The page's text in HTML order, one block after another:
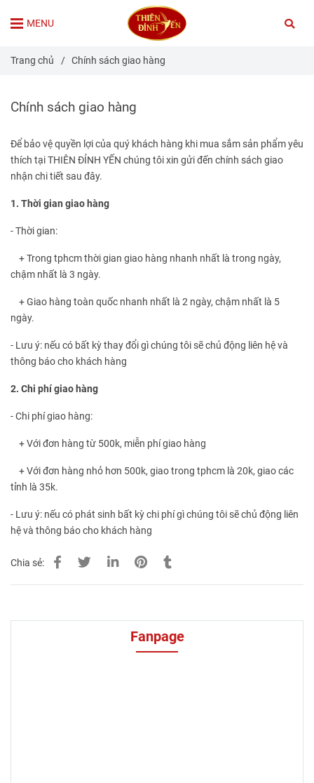
MENU
Trang chủ / Chính sách giao hàng
Chính sách giao hàng
Để bảo vệ quyền lợi của quý khách hàng khi mua sắm sản phẩm yêu
thích tại THIÊN ĐỈNH YẾN chúng tôi xin gửi đến chính sách giao
nhận chi tiết sau đây.
1. Thời gian giao hàng
- Thời gian:
+ Trong tphcm thời gian giao hàng nhanh nhất là trong ngày,
chậm nhất là 3 ngày.
+ Giao hàng toàn quốc nhanh nhất là 2 ngày, chậm nhất là 5
ngày.
- Lưu ý: nếu có bất kỳ thay đổi gì chúng tôi sẽ chủ động liên hệ và
thông báo cho khách hàng
2. Chi phí giao hàng
- Chi phí giao hàng:
+ Với đơn hàng từ 500k, miễn phí giao hàng
+ Với đơn hàng nhỏ hơn 500k, giao trong tphcm là 20k, giao các
tỉnh là 35k.
- Lưu ý: nếu có phát sinh bất kỳ chi phí gì chúng tôi sẽ chủ động liên
hệ và thông báo cho khách hàng
Chia sẻ:
Fanpage